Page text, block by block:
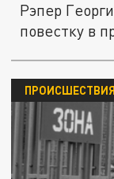
Рэпер
повестку в
ПРОИСШЕСТВИЯ